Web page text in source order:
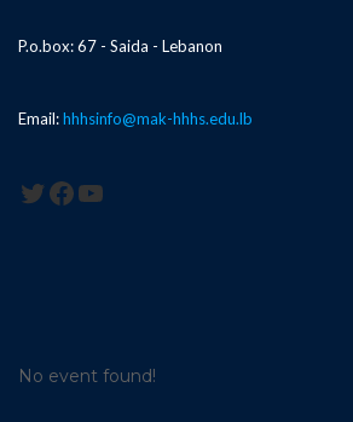
P.o.box: 67 - Saida - Lebanon
Email:hhhsinfo@mak-hhhs.edu.lb
Twitter
Facebook
YouTube
No event found!